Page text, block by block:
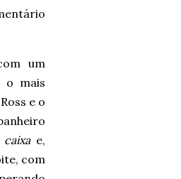
um
o mais
e o
e,
com